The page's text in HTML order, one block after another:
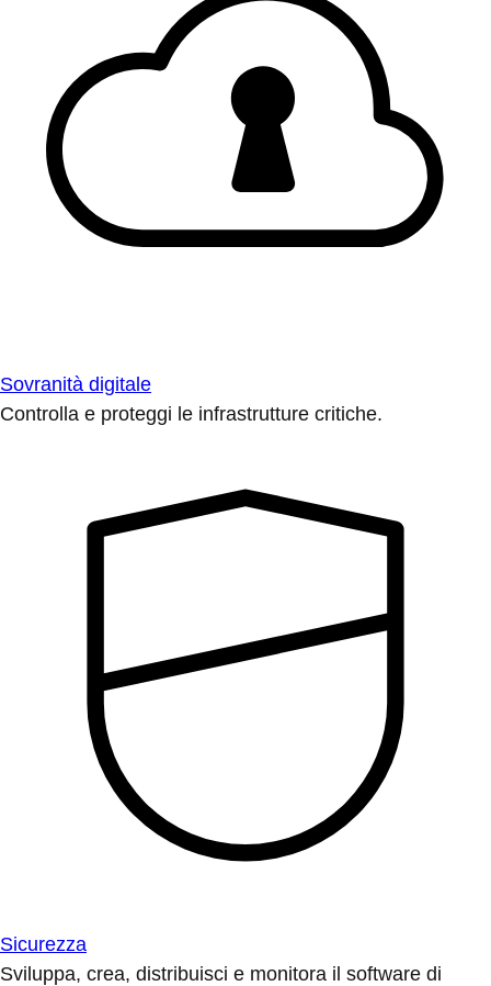
Sovranità digitale
Controlla e proteggi le infrastrutture critiche.
Sicurezza
Sviluppa, crea, distribuisci e monitora il software di